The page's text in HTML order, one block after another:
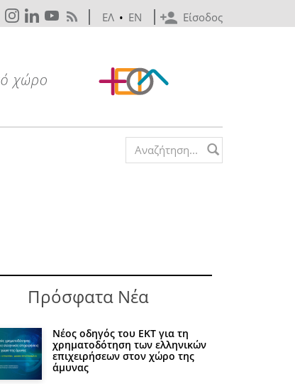
Είσοδος
ΕΛ • EN
Search form
Πρόσφατα Νέα
Νέος οδηγός του ΕΚΤ για τη
χρηματοδότηση των ελληνικών
επιχειρήσεων στον χώρο της
άμυνας